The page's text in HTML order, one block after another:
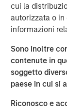
cui la
autorizzata o
informazioni
Sono inoltre
contenute in
soggetto
paese in cui si
Riconosco e
As a regulated
contracted
infrastructure
approximately
transmission
per day of
company’s
capacity of